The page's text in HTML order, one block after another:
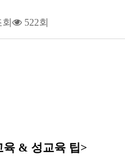
522회
육 & 성교육 팁>